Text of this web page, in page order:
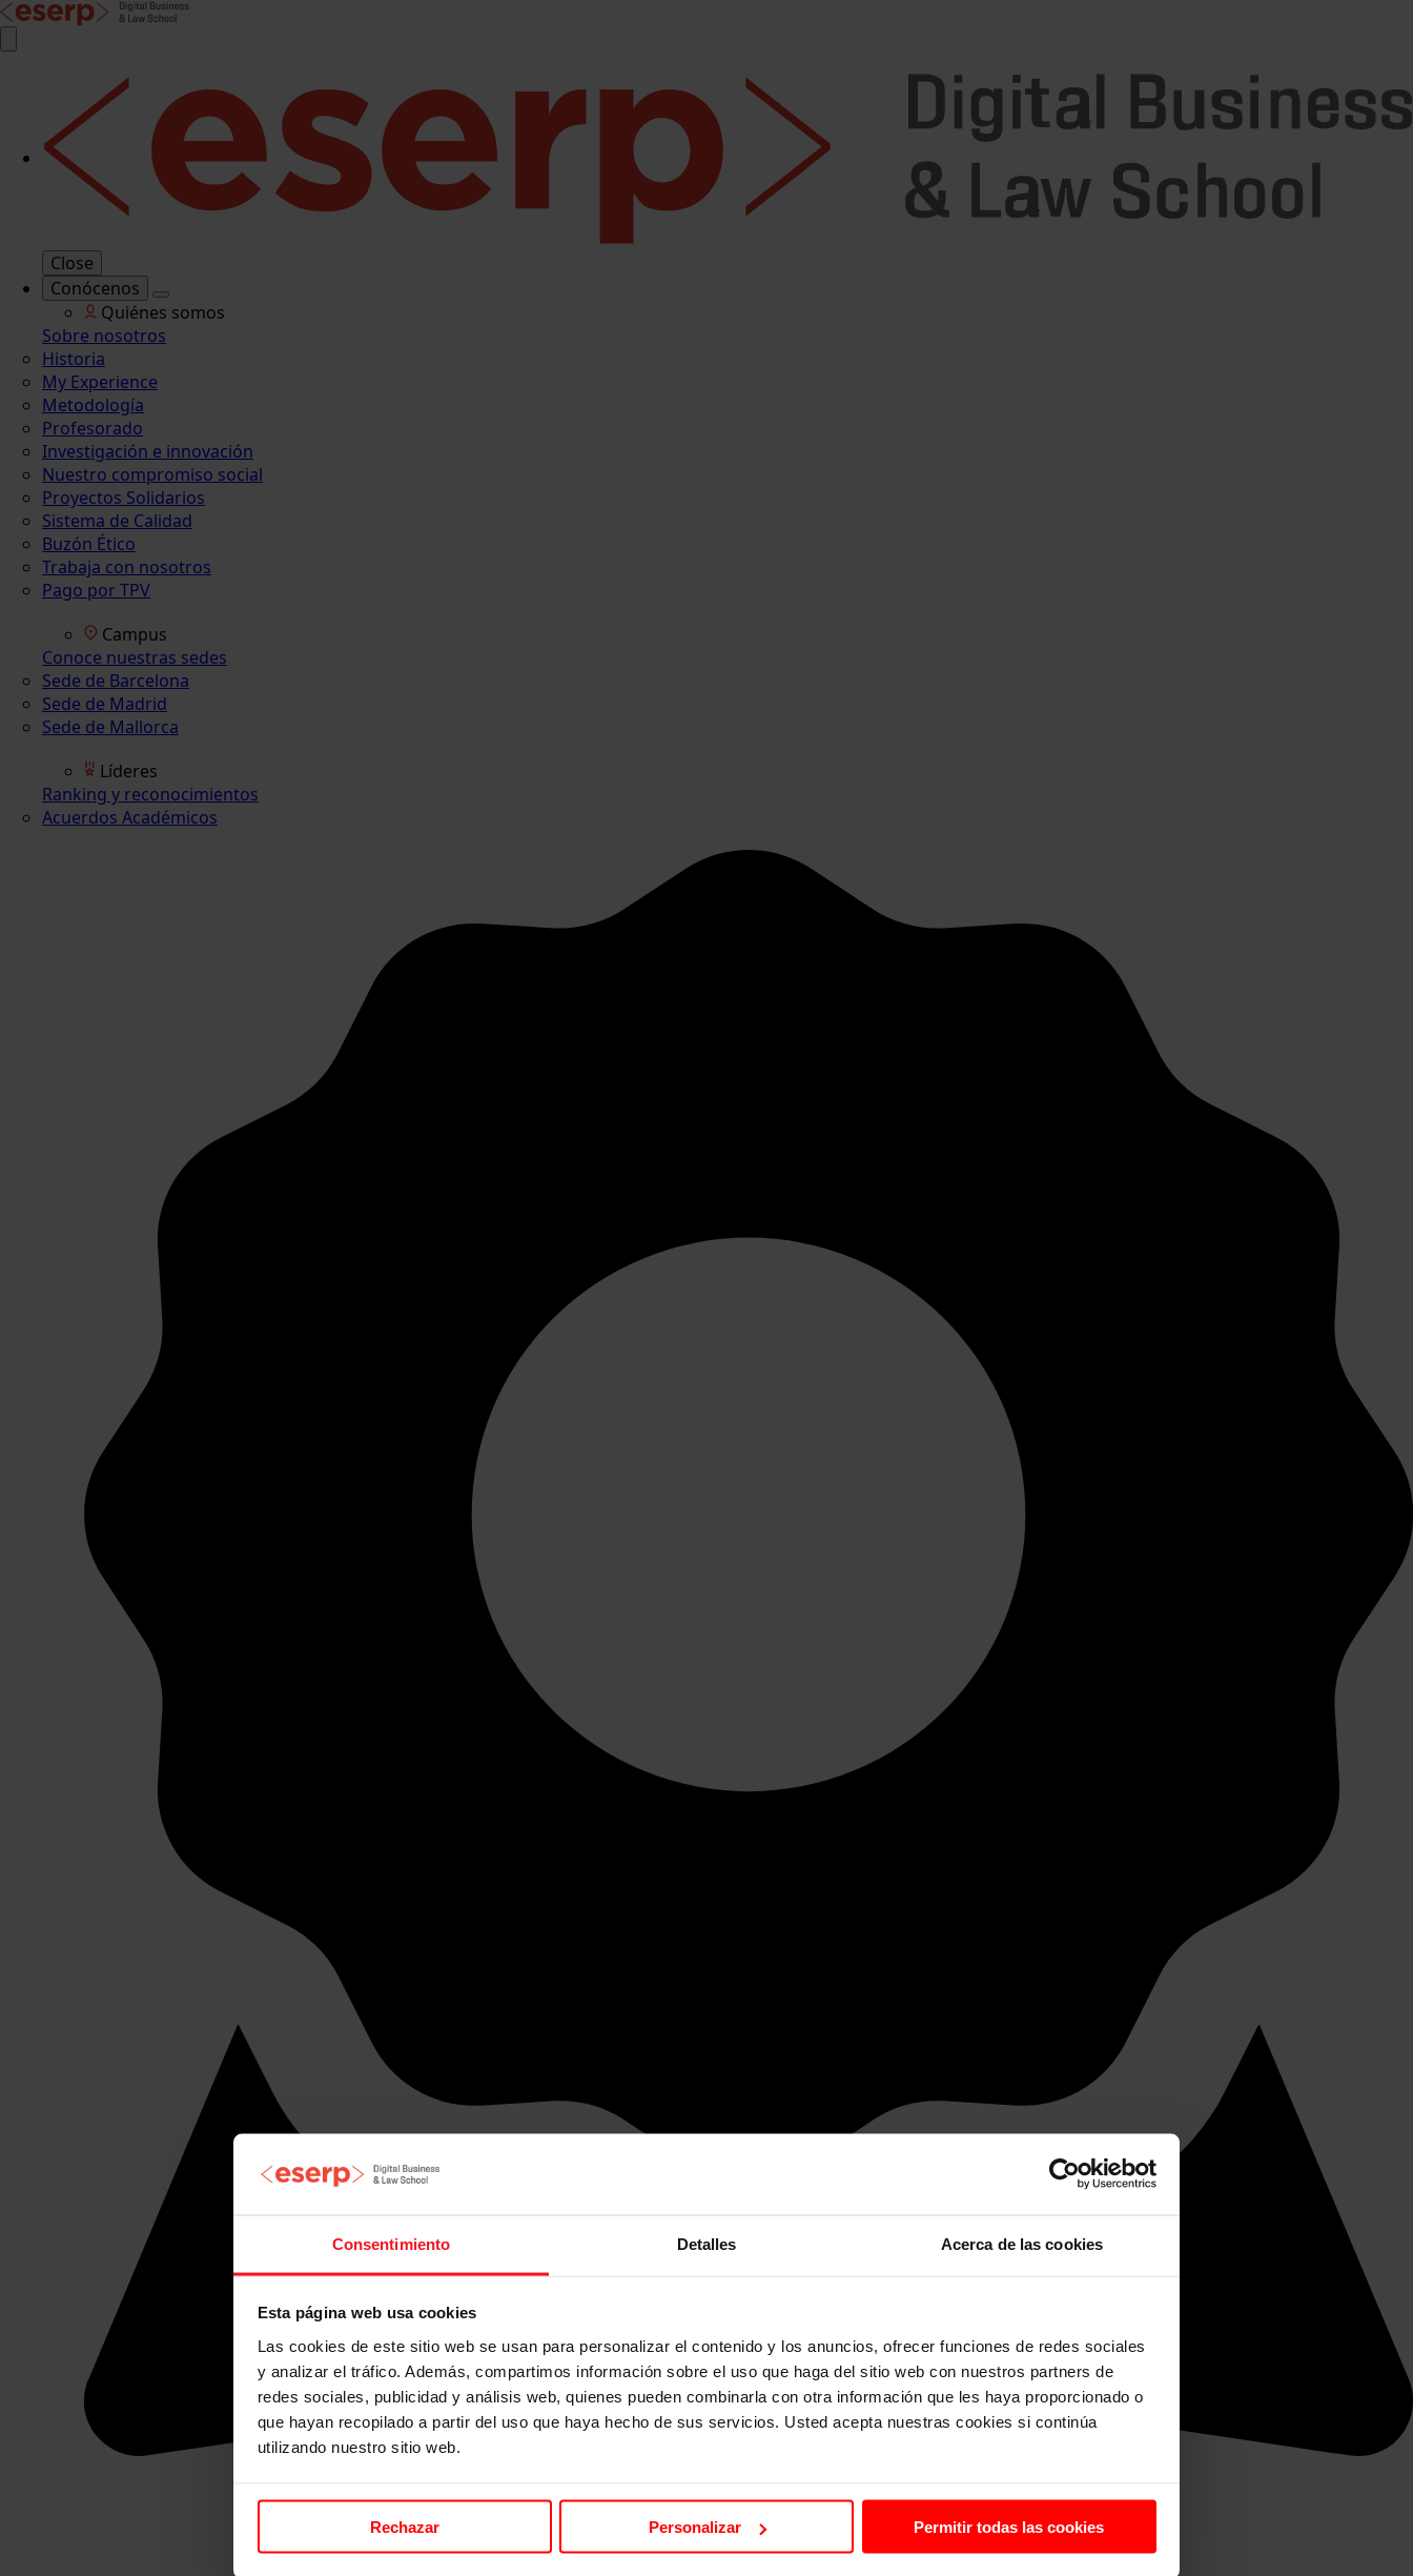
Consentimiento Detalles Acerca de las cookies
Esta página web usa cookies
Las cookies de este sitio web se usan para personalizar el contenido y los anuncios, ofrecer funciones de redes sociales
y analizar el tráfico. Además, compartimos información sobre el uso que haga del sitio web con nuestros partners de
redes sociales, publicidad y análisis web, quienes pueden combinarla con otra información que les haya proporcionado o
que hayan recopilado a partir del uso que haya hecho de sus servicios. Usted acepta nuestras cookies si continúa
utilizando nuestro sitio web.
Rechazar Personalizar Permitir todas las cookies
Close
Conócenos
Quiénes somos
Sobre nosotros
Historia
My Experience
Metodología
Profesorado
Investigación e innovación
Nuestro compromiso social
Proyectos Solidarios
Sistema de Calidad
Buzón Ético
Trabaja con nosotros
Pago por TPV
Campus
Conoce nuestras sedes
Sede de Barcelona
Sede de Madrid
Sede de Mallorca
Líderes
Ranking y reconocimientos
Acuerdos Académicos